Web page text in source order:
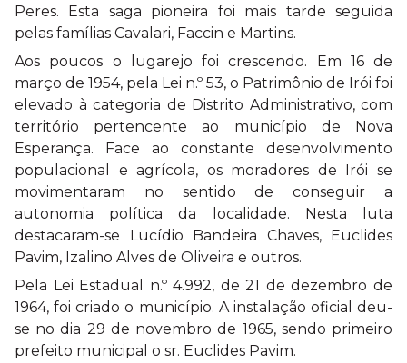
Peres. Esta saga pioneira foi mais tarde seguida
pelas famílias Cavalari, Faccin e Martins.
Aos poucos o lugarejo foi crescendo. Em 16 de
março de 1954, pela Lei n.º 53, o Patrimônio de Irói foi
elevado à categoria de Distrito Administrativo, com
território pertencente ao município de Nova
Esperança. Face ao constante desenvolvimento
populacional e agrícola, os moradores de Irói se
movimentaram no sentido de conseguir a
autonomia política da localidade. Nesta luta
destacaram-se Lucídio Bandeira Chaves, Euclides
Pavim, Izalino Alves de Oliveira e outros.
Pela Lei Estadual n.º 4.992, de 21 de dezembro de
1964, foi criado o município. A instalação oficial deu-
se no dia 29 de novembro de 1965, sendo primeiro
prefeito municipal o sr. Euclides Pavim.